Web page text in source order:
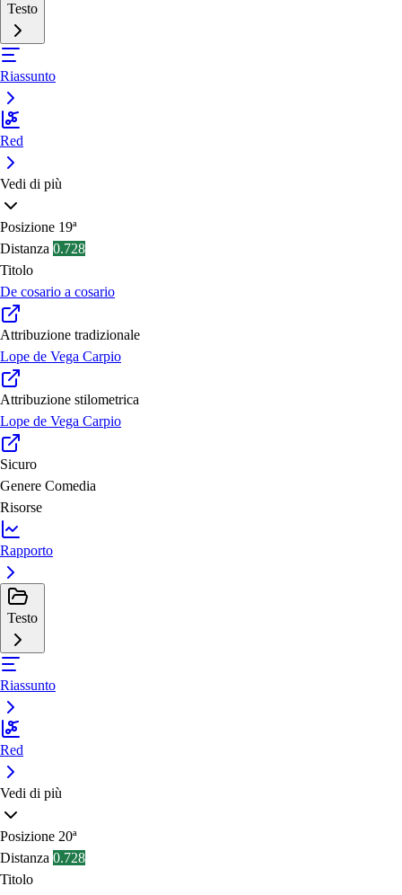
Testo
Riassunto
Red
Vedi di più
Posizione 19ª
Distanza 0.728
Titolo
De cosario a cosario
Attribuzione tradizionale
Lope de Vega Carpio
Attribuzione stilometrica
Lope de Vega Carpio
Sicuro
Genere Comedia
Risorse
Rapporto
Testo
Riassunto
Red
Vedi di più
Posizione 20ª
Distanza 0.728
Titolo